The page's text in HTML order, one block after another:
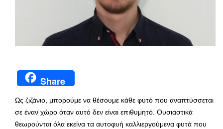
Share
Ως ζιζάνιο, μπορούμε να θέσουμε κάθε φυτό που αναπτύσσεται
σε έναν χώρο όταν αυτό δεν είναι επιθυμητό. Ουσιαστικά
θεωρούνται όλα εκείνα τα αυτοφυή καλλιεργούμενα φυτά που